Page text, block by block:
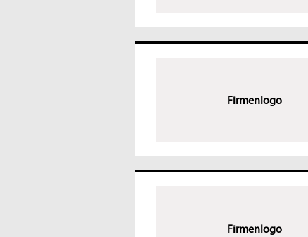
Firmenlogo
Firmenlogo